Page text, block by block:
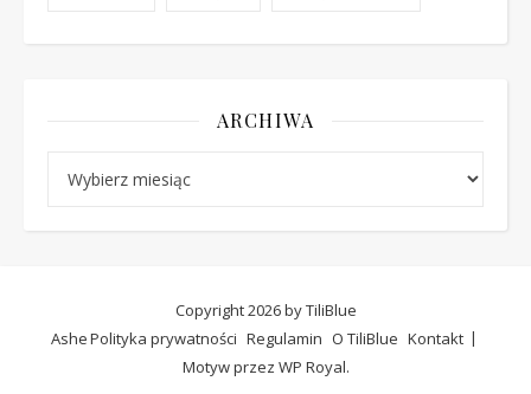
ARCHIWA
Copyright 2026 by TiliBlue
Polityka prywatności Regulamin O TiliBlue Kontakt
Ashe
Motyw przez WP Royal.